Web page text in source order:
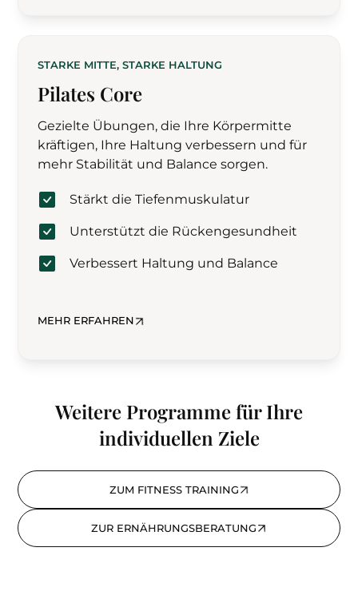
STARKE MITTE, STARKE HALTUNG
Pilates Core
Gezielte Übungen, die Ihre Körpermitte
kräftigen, Ihre Haltung verbessern und für
mehr Stabilität und Balance sorgen.
Stärkt die Tiefen­muskulatur
Unterstützt die Rücken­gesundheit
Verbessert Haltung und Balance
MEHR ERFAHREN
Weitere Programme für Ihre
individuellen Ziele
ZUM FITNESS TRAINING
ZUR ERNÄHRUNGSBERATUNG